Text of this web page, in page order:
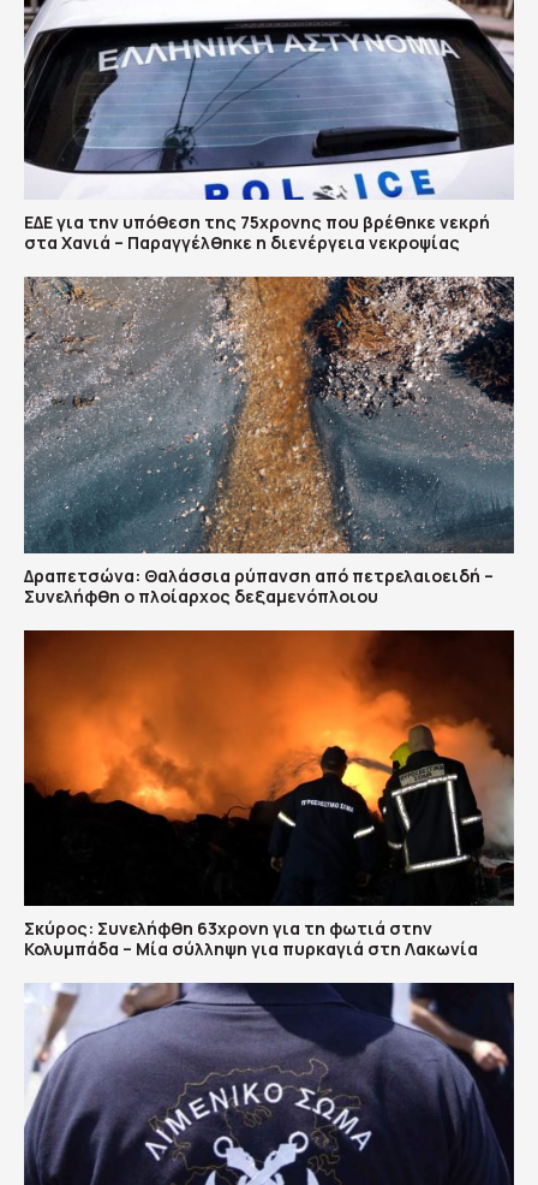
ΕΔΕ για την υπόθεση της 75χρονης που βρέθηκε νεκρή
στα Χανιά – Παραγγέλθηκε η διενέργεια νεκροψίας
Δραπετσώνα: Θαλάσσια ρύπανση από πετρελαιοειδή –
Συνελήφθη ο πλοίαρχος δεξαμενόπλοιου
Σκύρος: Συνελήφθη 63χρονη για τη φωτιά στην
Κολυμπάδα – Μία σύλληψη για πυρκαγιά στη Λακωνία